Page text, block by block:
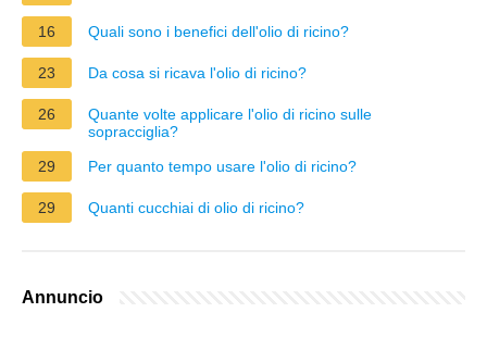
16 Quali sono i benefici dell'olio di ricino?
23 Da cosa si ricava l'olio di ricino?
26
Quante volte applicare l'olio di ricino sulle
sopracciglia?
29
Per quanto tempo usare l'olio di ricino?
29 Quanti cucchiai di olio di ricino?
Annuncio